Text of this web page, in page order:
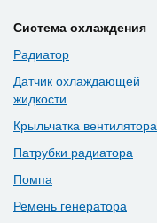
Система охлаждения
Радиатор
Датчик охлаждающей
жидкости
Крыльчатка вентилятора
Патрубки радиатора
Помпа
Ремень генератора